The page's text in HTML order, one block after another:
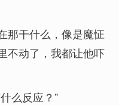
那干什么，像是魔怔
不动了，我都让他吓
么反应？”